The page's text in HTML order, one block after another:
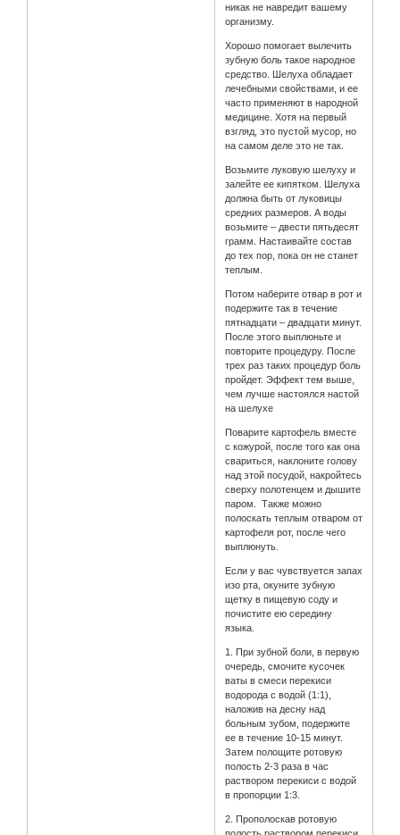
никак не навредит вашему
организму.
Хорошо помогает вылечить
зубную боль такое народное
средство. Шелуха обладает
лечебными свойствами, и ее
часто применяют в народной
медицине. Хотя на первый
взгляд, это пустой мусор, но
на самом деле это не так.
Возьмите луковую шелуху и
залейте ее кипятком. Шелуха
должна быть от луковицы
средних размеров. А воды
возьмите – двести пятьдесят
грамм. Настаивайте состав
до тех пор, пока он не станет
теплым.
Потом наберите отвар в рот и
подержите так в течение
пятнадцати – двадцати минут.
После этого выплюньте и
повторите процедуру. После
трех раз таких процедур боль
пройдет. Эффект тем выше,
чем лучше настоялся настой
на шелухе
Поварите картофель вместе
с кожурой, после того как она
свариться, наклоните голову
над этой посудой, накройтесь
сверху полотенцем и дышите
паром. Также можно
полоскать теплым отваром от
картофеля рот, после чего
выплюнуть.
Если у вас чувствуется запах
изо рта, окуните зубную
щетку в пищевую соду и
почистите ею середину
языка.
1. При зубной боли, в первую
очередь, смочите кусочек
ваты в смеси перекиси
водорода с водой (1:1),
наложив на десну над
больным зубом, подержите
ее в течение 10-15 минут.
Затем полощите ротовую
полость 2-3 раза в час
раствором перекиси с водой
в пропорции 1:3.
2. Прополоскав ротовую